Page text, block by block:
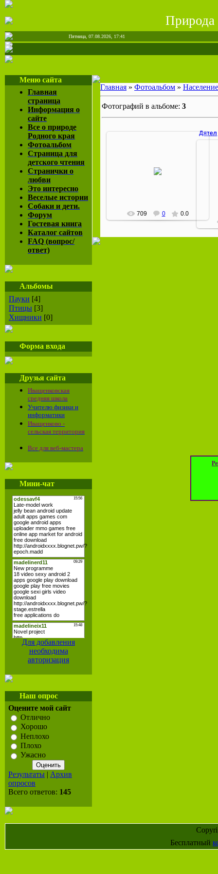
Природа
Пятница, 07.08.2026, 17:41
Меню сайта
Главная
страница
Информация о
сайте
Все о природе
Родного края
Фотоальбом
Страница для
детского чтения
Странички о
любви
Это интересно
Веселые истории
Собаки и дети.
Форум
Гостевая книга
Каталог сайтов
FAQ (вопрос/
ответ)
Альбомы
Пауки [4]
Птицы [3]
Хищники [0]
Форма входа
Друзья сайта
Иващенковская
средняя школа
Учителю физики и
информатики
Иващенково -
сельская территория
Все для веб-мастера
Мини-чат
Для добавления
необходима
авторизация
Наш опрос
Оцените мой сайт
Отлично
Хорошо
Неплохо
Плохо
Ужасно
Результаты | Архив
опросов
Всего ответов: 145
Главная » Фотоальбом »
Фотографий в альбоме: 3
709 0 0.0
Дятел
Бесплатный